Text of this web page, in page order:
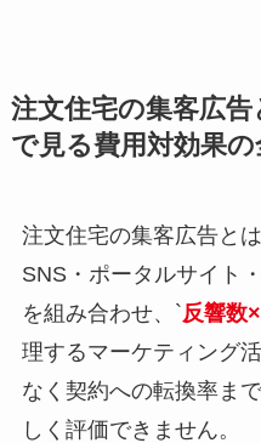
注文住宅の集客広
で見る費用対効果の
注文住宅の集客広告と
SNS・ポータルサイト
を組み合わせ、`反響数
理するマーケティング
なく契約への転換率ま
しく評価できません。